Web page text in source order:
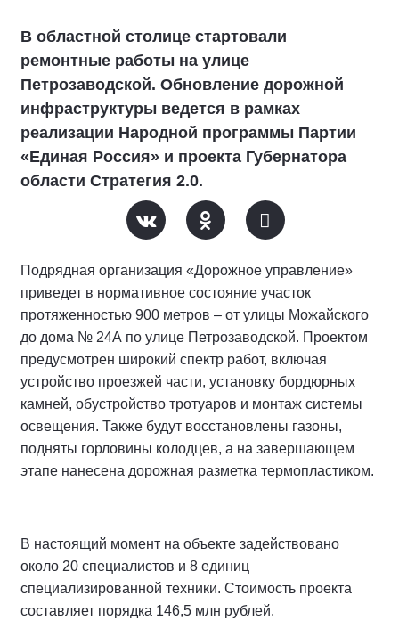
В областной столице стартовали
ремонтные работы на улице
Петрозаводской. Обновление дорожной
инфраструктуры ведется в рамках
реализации Народной программы Партии
«Единая Россия» и проекта Губернатора
области Стратегия 2.0.
Подрядная организация «Дорожное управление»
приведет в нормативное состояние участок
протяженностью 900 метров – от улицы Можайского
до дома № 24А по улице Петрозаводской. Проектом
предусмотрен широкий спектр работ, включая
устройство проезжей части, установку бордюрных
камней, обустройство тротуаров и монтаж системы
освещения. Также будут восстановлены газоны,
подняты горловины колодцев, а на завершающем
этапе нанесена дорожная разметка термопластиком.
В настоящий момент на объекте задействовано
около 20 специалистов и 8 единиц
специализированной техники. Стоимость проекта
составляет порядка 146,5 млн рублей.